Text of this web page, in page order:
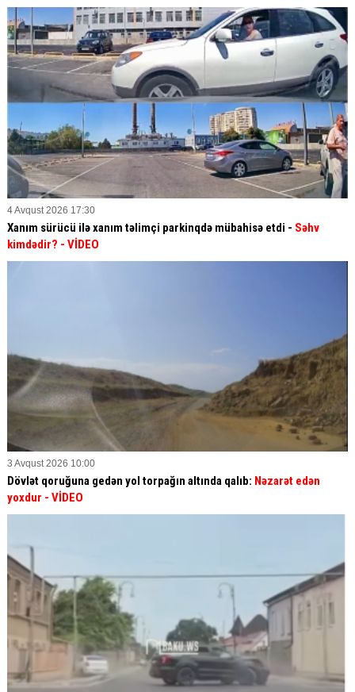
4 Avqust 2026 17:30
Xanım sürücü ilə xanım təlimçi parkinqdə mübahisə etdi - Səhv
kimdədir? - VİDEO
3 Avqust 2026 10:00
Dövlət qoruğuna gedən yol torpağın altında qalıb: Nəzarət edən
yoxdur - VİDEO